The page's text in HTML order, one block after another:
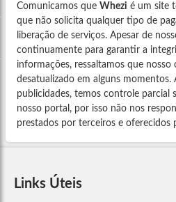
Comunicamos que Whezi é um site
que não solicita qualquer tipo de
liberação de serviços. Apesar de
continuamente para garantir a
informações, ressaltamos que
desatualizado em alguns momentos.
publicidades, temos controle parcial
nosso portal, por isso não nos
prestados por terceiros e oferecidos
Links Úteis